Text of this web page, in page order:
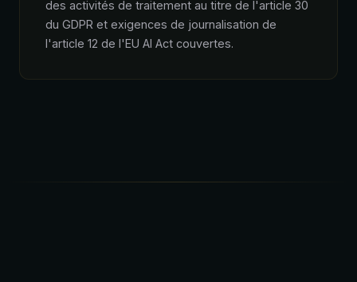
des activités de traitement au titre de l'article 30
du GDPR et exigences de journalisation de
l'article 12 de l'EU AI Act couvertes.